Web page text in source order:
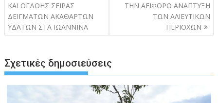
ΚΑΙ ΟΓΔΟΗΣ ΣΕΙΡΑΣ
ΔΕΙΓΜΑΤΩΝ ΑΚΑΘΑΡΤΩΝ
ΥΔΑΤΩΝ ΣΤΑ ΙΩΑΝΝΙΝΑ
ΤΗΝ ΑΕΙΦΟΡΟ ΑΝΑΠΤΥΞΗ
ΤΩΝ ΑΛΙΕΥΤΙΚΩΝ
ΠΕΡΙΟΧΩΝ
Σχετικές δημοσιεύσεις